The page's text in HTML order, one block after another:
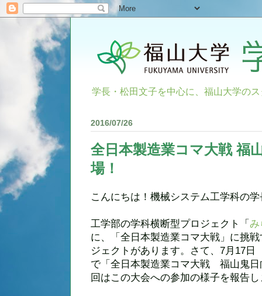
学長・松田文子を中心に、福山大学の
2016/07/26
全日本製造業コマ大戦 福
場！
こんにちは！機械システム工学科の
工学部の学科横断型プロジェクト「 み
に、
「全日本製造業コマ大戦」 に挑
ジェクトがあります。さて、 7月17日
で「 全日本製造業コマ大戦 福山鬼日
回はこの大会への参加の様子を報告